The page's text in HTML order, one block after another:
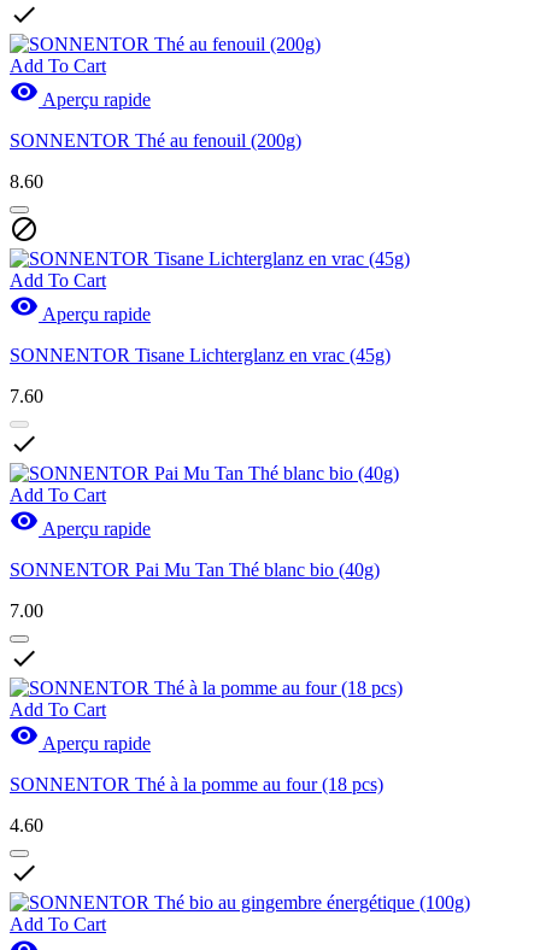

Add To Cart
 Aperçu rapide
SONNENTOR Thé au fenouil (200g)
8.60

Add To Cart
 Aperçu rapide
SONNENTOR Tisane Lichterglanz en vrac (45g)
7.60

Add To Cart
 Aperçu rapide
SONNENTOR Pai Mu Tan Thé blanc bio (40g)
7.00

Add To Cart
 Aperçu rapide
SONNENTOR Thé à la pomme au four (18 pcs)
4.60

Add To Cart